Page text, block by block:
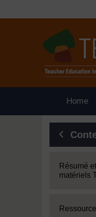
Home
Blocs
Expand
Résumé
matériels
Expand